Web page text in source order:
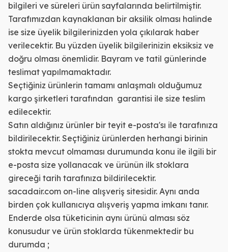
bilgileri ve süreleri ürün sayfalarında belirtilmiştir.
Tarafımızdan kaynaklanan bir aksilik olması halinde
ise size üyelik bilgilerinizden yola çıkılarak haber
verilecektir. Bu yüzden üyelik bilgilerinizin eksiksiz ve
doğru olması önemlidir. Bayram ve tatil günlerinde
teslimat yapılmamaktadır.
Seçtiğiniz ürünlerin tamamı anlaşmalı olduğumuz
kargo şirketleri tarafından garantisi ile size teslim
edilecektir.
Satın aldığınız ürünler bir teyit e-posta'sı ile tarafınıza
bildirilecektir. Seçtiğiniz ürünlerden herhangi birinin
stokta mevcut olmaması durumunda konu ile ilgili bir
e-posta size yollanacak ve ürünün ilk stoklara
gireceği tarih tarafınıza bildirilecektir.
sacadair.com on-line alışveriş sitesidir. Aynı anda
birden çok kullanıcıya alışveriş yapma imkanı tanır.
Enderde olsa tüketicinin aynı ürünü alması söz
konusudur ve ürün stoklarda tükenmektedir bu
durumda ;